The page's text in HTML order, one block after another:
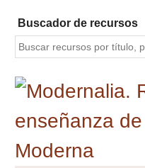
contenido
principal
Buscador de recursos